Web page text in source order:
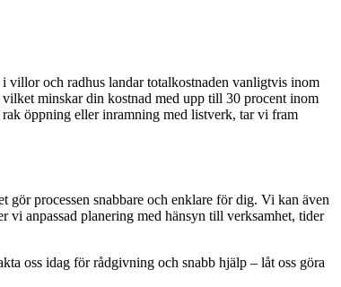
villor och radhus landar totalkostnaden vanligtvis inom
minskar din kostnad med upp till 30 procent inom
öppning eller inramning med listverk, tar vi fram
processen snabbare och enklare för dig. Vi kan även
vi anpassad planering med hänsyn till verksamhet, tider
oss idag för rådgivning och snabb hjälp – låt oss göra